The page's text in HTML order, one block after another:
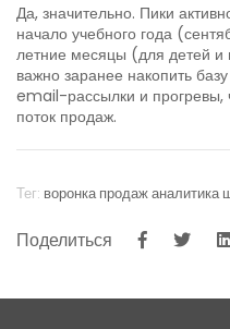
Да, значительно. Пики
начало учебного года
летние месяцы (для детей и
важно заранее накопить
email-рассылки и прогревы,
поток продаж.
Тег: воронка продажаналитика
Поделиться